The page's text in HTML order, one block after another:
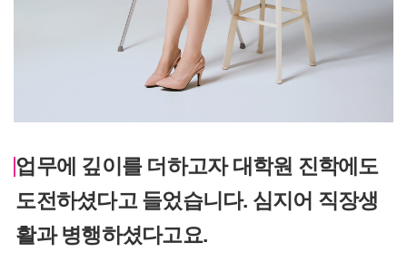
업무에 깊이를 더하고자 대학원 진학에도
도전하셨다고 들었습니다. 심지어 직장생
활과 병행하셨다고요.